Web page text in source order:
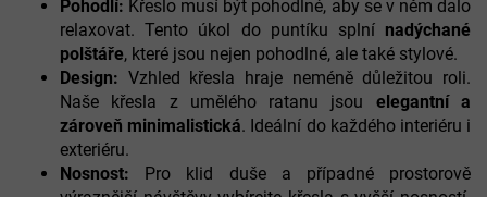
ý
p
i
s
u
Pohodlí: Křeslo musí být pohodlné, aby se v něm dalo
relaxovat. Tento úkol do puntíku splní nadýchané
polštáře, které jsou nejen pohodlné, ale také stylové.
Design: Vzhled křesla hraje neméně důležitou roli.
Naše křesla z umělého ratanu jsou elegantní a
zároveň minimalistická. Ideální do každého interiéru i
exteriéru.
Nosnost:
Pro klid duše a případné prostorově